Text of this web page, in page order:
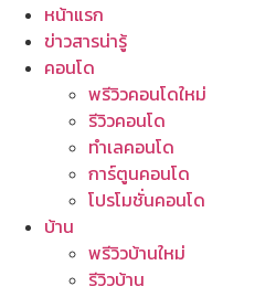
หน้าแรก
ข่าวสารน่ารู้
คอนโด
พรีวิวคอนโดใหม่
รีวิวคอนโด
ทำเลคอนโด
การ์ตูนคอนโด
โปรโมชั่นคอนโด
บ้าน
พรีวิวบ้านใหม่
รีวิวบ้าน